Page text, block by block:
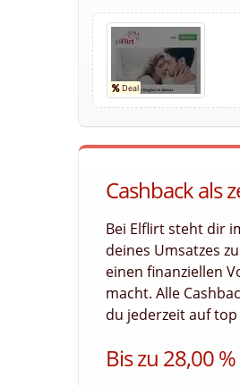
Cashback als
Bei Elflirt steht dir
deines Umsatzes
einen finanziellen
macht. Alle
du jederzeit auf
Bis zu 28,00